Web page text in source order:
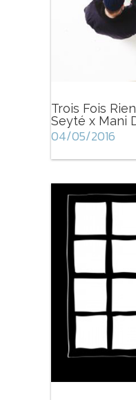
Trois Fois
Seyté x Mani
04/05/2016